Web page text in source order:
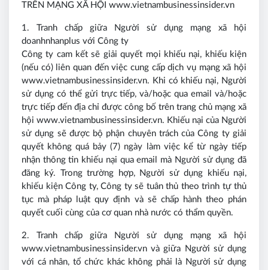
TRÊN MẠNG XÃ HỘI www.vietnambusinessinsider.vn
1. Tranh chấp giữa Người sử dụng mạng xã hội
doanhnhanplus với Công ty
Công ty cam kết sẽ giải quyết mọi khiếu nại, khiếu kiện
(nếu có) liên quan đến việc cung cấp dịch vụ mạng xã hội
www.vietnambusinessinsider.vn. Khi có khiếu nại, Người
sử dụng có thể gửi trực tiếp, và/hoặc qua email và/hoặc
trực tiếp đến địa chỉ được công bố trên trang chủ mạng xã
hội www.vietnambusinessinsider.vn. Khiếu nại của Người
sử dụng sẽ được bộ phận chuyên trách của Công ty giải
quyết không quá bảy (7) ngày làm việc kể từ ngày tiếp
nhận thông tin khiếu nại qua email mà Người sử dụng đã
đăng ký. Trong trường hợp, Người sử dụng khiếu nại,
khiếu kiện Công ty, Công ty sẽ tuân thủ theo trình tự thủ
tục mà pháp luật quy định và sẽ chấp hành theo phán
quyết cuối cùng của cơ quan nhà nước có thẩm quyền.
2. Tranh chấp giữa Người sử dụng mạng xã hội
www.vietnambusinessinsider.vn và giữa Người sử dụng
với cá nhân, tổ chức khác không phải là Người sử dụng